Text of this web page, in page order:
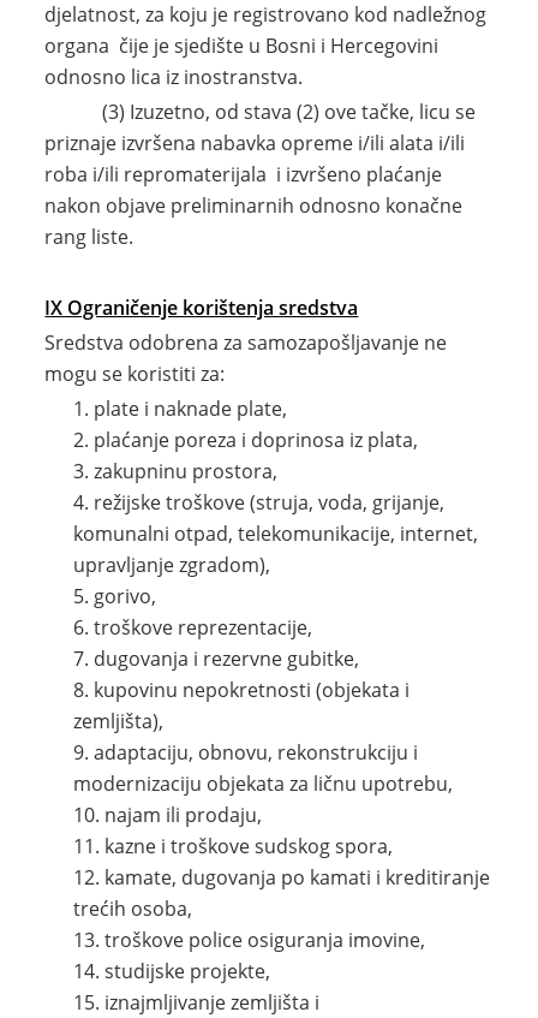
djelatnost, za koju je registrovano kod nadležnog
organa čije je sjedište u Bosni i Hercegovini
odnosno lica iz inostranstva.
(3) Izuzetno, od stava (2) ove tačke, licu se
priznaje izvršena nabavka opreme i/ili alata i/ili
roba i/ili repromaterijala i izvršeno plaćanje
nakon objave preliminarnih odnosno konačne
rang liste.
IX Ograničenje korištenja sredstva
Sredstva odobrena za samozapošljavanje ne
mogu se koristiti za:
plate i naknade plate,
plaćanje poreza i doprinosa iz plata,
zakupninu prostora,
režijske troškove (struja, voda, grijanje,
komunalni otpad, telekomunikacije, internet,
upravljanje zgradom),
gorivo,
troškove reprezentacije,
dugovanja i rezervne gubitke,
kupovinu nepokretnosti (objekata i
zemljišta),
adaptaciju, obnovu, rekonstrukciju i
modernizaciju objekata za ličnu upotrebu,
najam ili prodaju,
kazne i troškove sudskog spora,
kamate, dugovanja po kamati i kreditiranje
trećih osoba,
troškove police osiguranja imovine,
studijske projekte,
iznajmljivanje zemljišta i